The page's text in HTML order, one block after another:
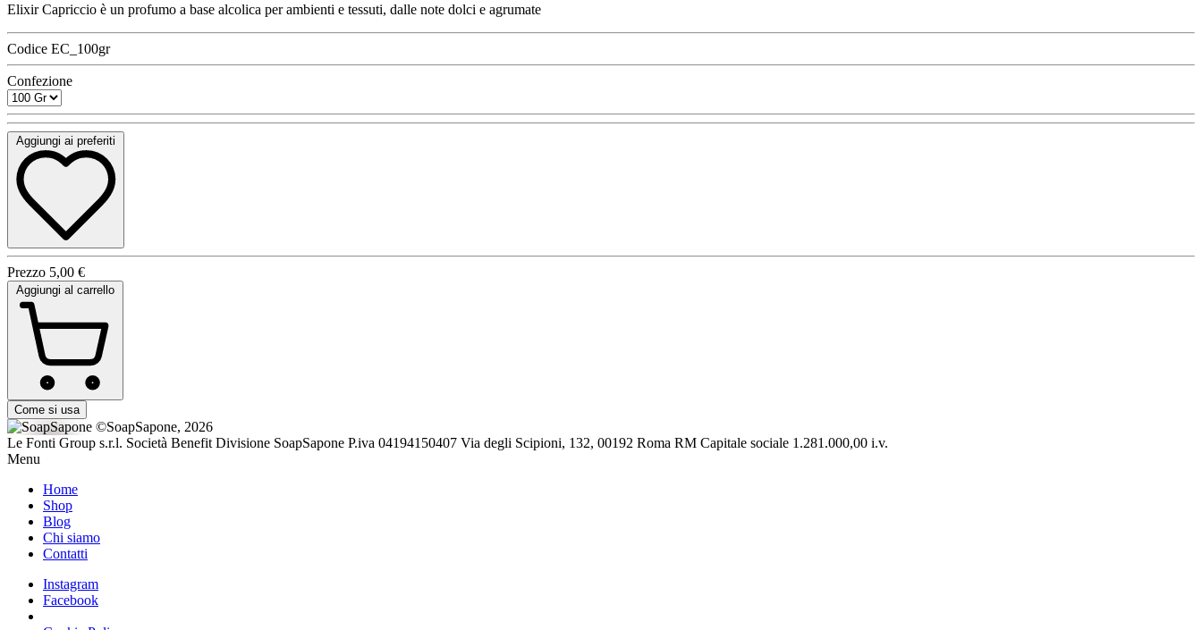
Elixir Capriccio è un profumo a base alcolica per ambienti e tessuti, dalle note dolci e agrumate
Codice EC_100gr
Confezione
Aggiungi ai preferiti
Prezzo 5,00 €
Aggiungi al carrello
Come si usa
©SoapSapone, 2026
Le Fonti Group s.r.l. Società Benefit Divisione SoapSapone P.iva 04194150407 Via degli Scipioni, 132, 00192 Roma RM Capitale sociale 1.281.000,00 i.v.
Menu
Home
Shop
Blog
Chi siamo
Contatti
Instagram
Facebook